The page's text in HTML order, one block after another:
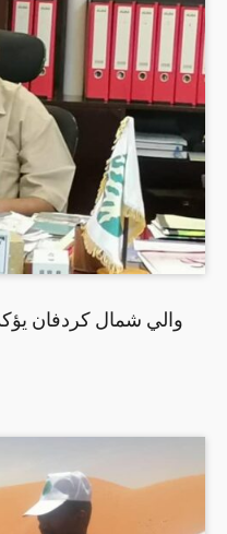
والي شمال كردفان يؤكد